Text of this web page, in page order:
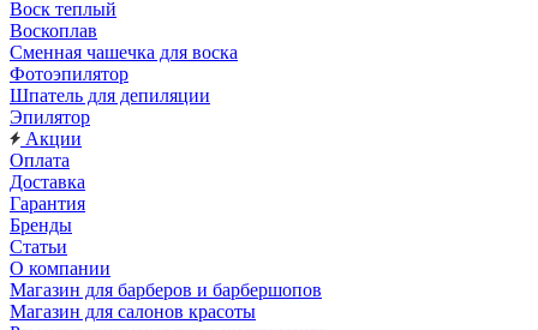
Воск теплый
Воскоплав
Сменная чашечка для воска
Фотоэпилятор
Шпатель для депиляции
Эпилятор
Акции
Оплата
Доставка
Гарантия
Бренды
Статьи
О компании
Магазин для барберов и барбершопов
Магазин для салонов красоты